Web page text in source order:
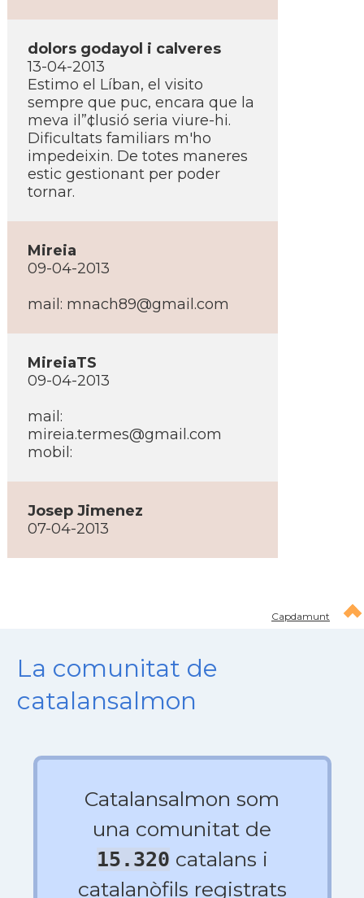
dolors godayol i calveres
13-04-2013
Estimo el Lí­ban, el visito
sempre que puc, encara que la
meva il”¢lusió seria viure-hi.
Dificultats familiars m'ho
impedeixin. De totes maneres
estic gestionant per poder
tornar.
Mireia
09-04-2013
mail: mnach89@gmail.com
MireiaTS
09-04-2013
mail:
mireia.termes@gmail.com
mobil:
Josep Jimenez
07-04-2013
Capdamunt
La comunitat de
catalansalmon
Catalansalmon som
una comunitat de
15.320 catalans i
catalanòfils registrats